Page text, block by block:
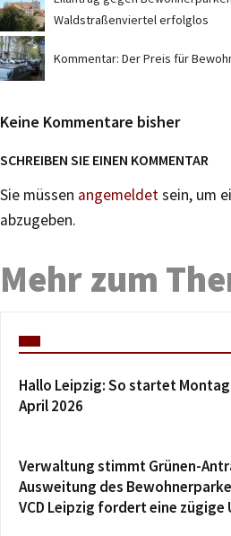
Waldstraßenviertel erfolglos
Kommentar: Der Preis für
Keine Kommentare bisher
SCHREIBEN SIE EINEN KOMMENTAR
Sie müssen angemeldetsein, um
abzugeben.
Mehr zum
Hallo Leipzig: So startet
April 2026
Verwaltung stimmt Grünen-
Ausweitung des
VCD Leipzig fordert eine zügige